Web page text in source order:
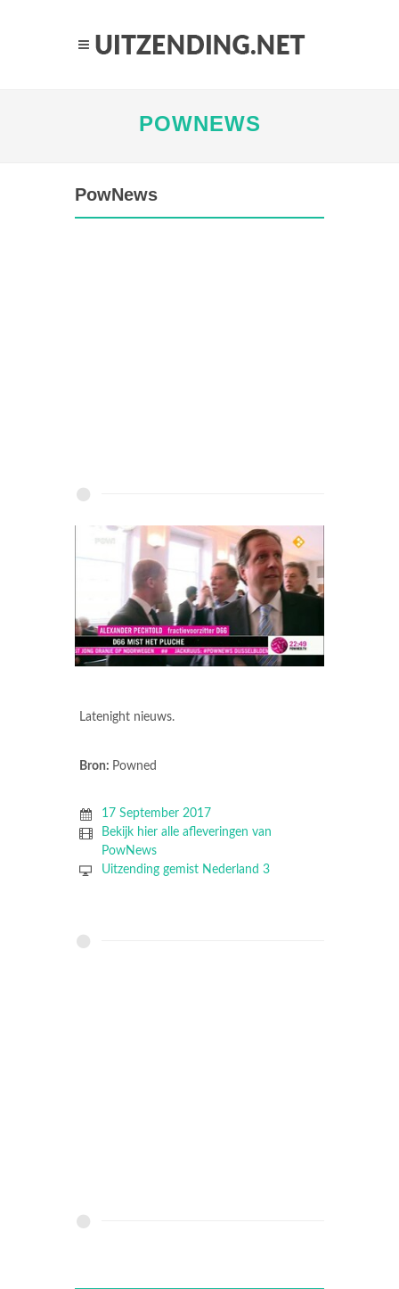
POWNEWS
PowNews
Latenight nieuws.
Bron: Powned
17 September 2017
Bekijk hier alle afleveringen van
PowNews
Uitzending gemist Nederland 3